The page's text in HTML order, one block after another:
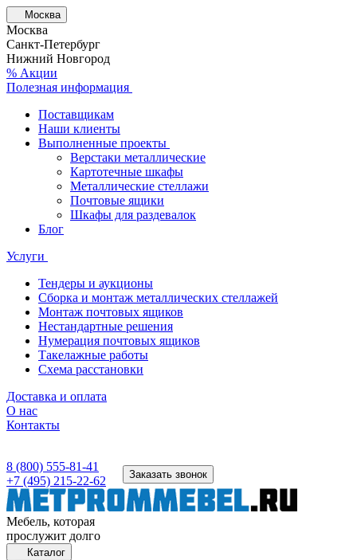
Москва
Москва
Санкт-Петербург
Нижний Новгород
% Акции
Полезная информация
Поставщикам
Наши клиенты
Выполненные проекты
Верстаки металлические
Картотечные шкафы
Металлические стеллажи
Почтовые ящики
Шкафы для раздевалок
Блог
Услуги
Тендеры и аукционы
Сборка и монтаж металлических стеллажей
Монтаж почтовых ящиков
Нестандартные решения
Нумерация почтовых ящиков
Такелажные работы
Схема расстановки
Доставка и оплата
О нас
Контакты
8 (800) 555-81-41
+7 (495) 215-22-62
Заказать звонок
Мебель, которая
прослужит долго
Каталог